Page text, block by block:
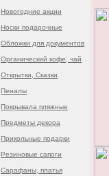
Новогодние акции
Носки подарочные
Обложки для документов
Органический кофе, чай
Открытки, Сказки
Пеналы
Покрывала пляжные
Предметы декора
Прикольные подарки
Резиновые сапоги
Сарафаны, платья